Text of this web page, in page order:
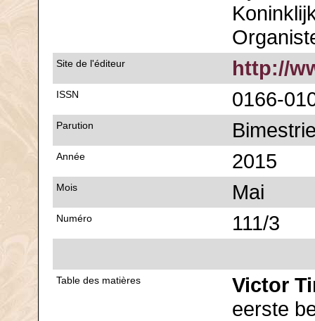
Site de l'éditeur http://
ISSN 0166-
Parution
Année 2015
Mois Mai
Numéro 111/3
Table des matières
Victor
eerste